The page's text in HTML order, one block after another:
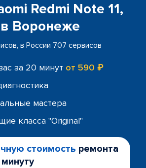
Redmi Note 11,
в Воронеже
в России 707 сервисов
за 20 минут от 590 ₽
мастера
класса "Original"
стоимость ремонта